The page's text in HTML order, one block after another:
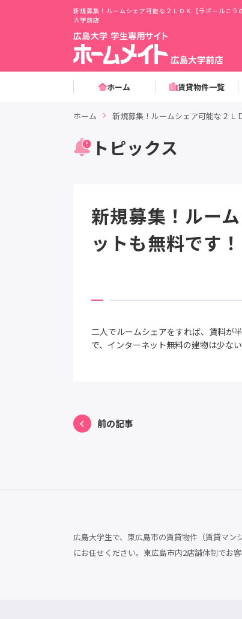
新規募集！ルームシェア可能な２ＬＤＫ【ラポールこ
大学前店
ホーム 賃貸物件一覧
ホーム 新規募集！ルームシェア可能な２Ｌ
トピックス
新規募集！ルー
ットも無料です！
二人でルームシェアをすれば、賃料が
で、インターネット無料の建物は少な
前の記事
広島大学生で、東広島市の賃貸物件（賃貸マ
にお任せください。東広島市内2店舗体制でお